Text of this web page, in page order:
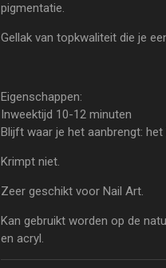
pigmentatie.
Gellak van topkwaliteit die je
Eigenschappen:
Inweektijd 10-12 minuten
Blijft waar je het aanbrengt:
Krimpt niet.
Zeer geschikt voor Nail Art.
Kan gebruikt worden op de
en acryl.